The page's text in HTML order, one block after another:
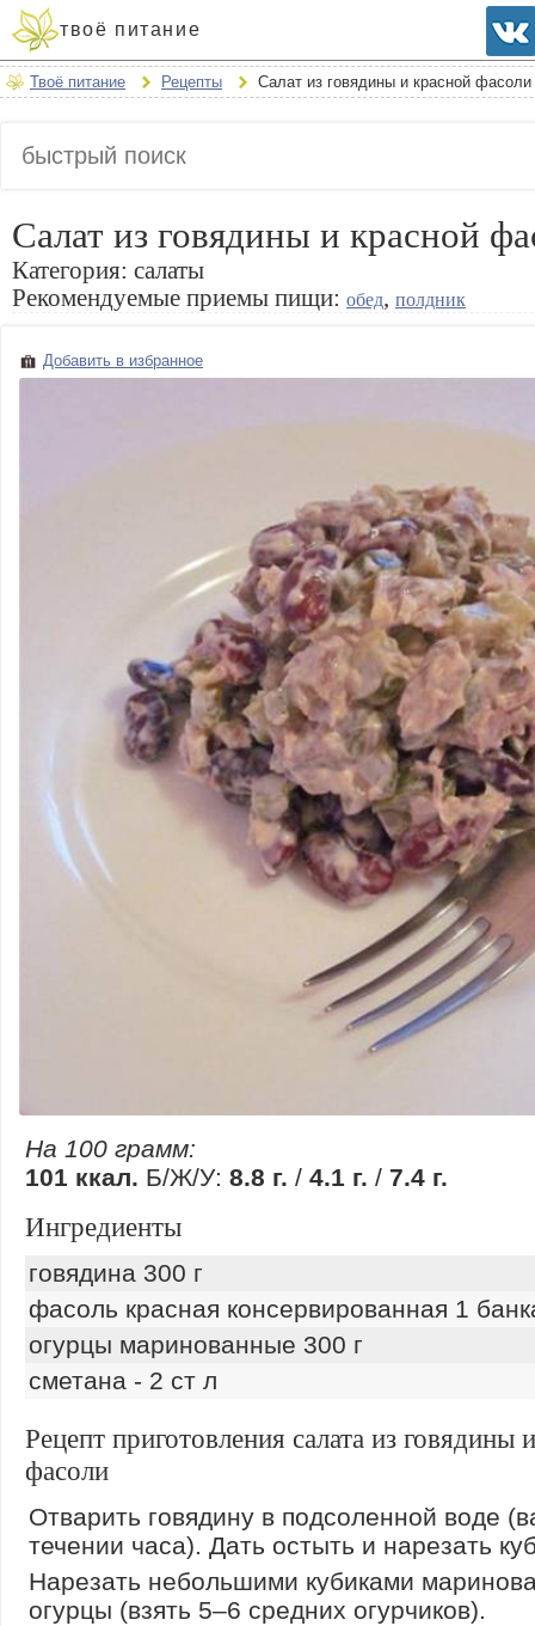
твоё питание
Твоё питание Рецепты Салат из говядины и красной фасоли
Салат из говядины и красной
Категория: салаты
Рекомендуемые приемы пищи: обед, полдник
Добавить в избранное
На 100 грамм:
101 ккал. Б/Ж/У: 8.8 г. / 4.1 г. / 7.4 г.
Ингредиенты
говядина 300 г
фасоль красная консервированная 1
огурцы маринованные 300 г
сметана - 2 ст л
Рецепт приготовления салата из говядины
фасоли
Отварить говядину в подсоленной воде
течении часа). Дать остыть и нарезать
Нарезать небольшими кубиками
огурцы (взять 5–6 средних огурчиков).